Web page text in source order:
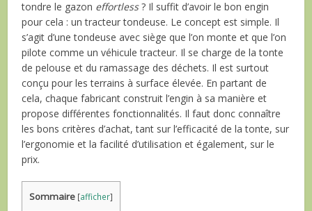
tondre le gazon effortless? Il suffit d’avoir le bon engin
pour cela : un tracteur tondeuse. Le concept est simple. Il
s’agit d’une tondeuse avec siège que l’on monte et que l’on
pilote comme un véhicule tracteur. Il se charge de la tonte
de pelouse et du ramassage des déchets. Il est surtout
conçu pour les terrains à surface élevée. En partant de
cela, chaque fabricant construit l’engin à sa manière et
propose différentes fonctionnalités. Il faut donc connaître
les bons critères d’achat, tant sur l’efficacité de la tonte, sur
l’ergonomie et la facilité d’utilisation et également, sur le
prix.
Sommaire [afficher]